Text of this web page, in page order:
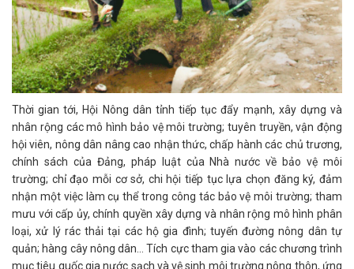
Thời gian tới, Hội Nông dân tỉnh tiếp tục đẩy mạnh, xây dựng và
nhân rộng các mô hình bảo vệ môi trường; tuyên truyền, vận động
hội viên, nông dân nâng cao nhận thức, chấp hành các chủ trương,
chính sách của Đảng, pháp luật của Nhà nước về bảo vệ môi
trường; chỉ đạo mỗi cơ sở, chi hội tiếp tục lựa chọn đăng ký, đảm
nhận một việc làm cụ thể trong công tác bảo vệ môi trường; tham
mưu với cấp ủy, chính quyền xây dựng và nhân rộng mô hình phân
loại, xử lý rác thải tại các hộ gia đình; tuyến đường nông dân tự
quản; hàng cây nông dân… Tích cực tham gia vào các chương trình
mục tiêu quốc gia nước sạch và vệ sinh môi trường nông thôn, ứng